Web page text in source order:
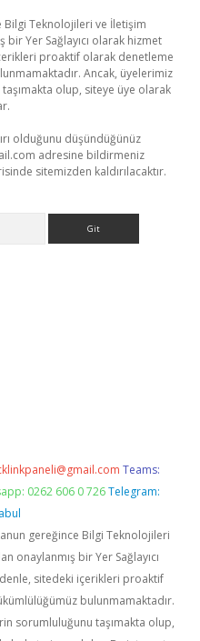
Bilgi Teknolojileri ve İletişim
bir Yer Sağlayıcı olarak hizmet
proaktif olarak denetleme
Ancak, üyelerimiz
olup, siteye üye olarak
olduğunu düşündüğünüz
adresine bildirmeniz
sitemizden kaldırılacaktır.
Teams:
0262 606 0 726 Telegram:
gereğince Bilgi Teknolojileri
onaylanmış bir Yer Sağlayıcı
sitedeki içerikleri proaktif
bulunmamaktadır.
sorumluluğunu taşımakta olup,